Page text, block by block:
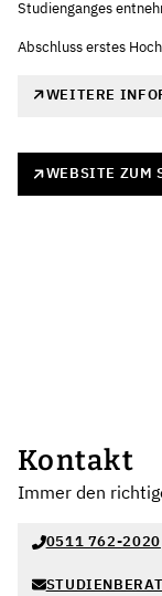
Studienganges
Abschluss erstes
WEITERE
WEBSITE ZUM
Kontakt
Immer den
0511 762-2020